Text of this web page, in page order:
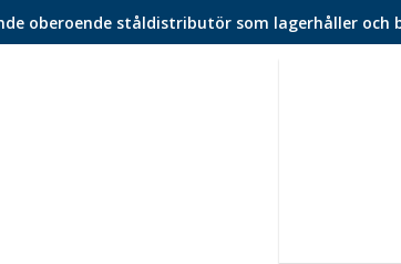
oberoende ståldistributör som lagerhåller